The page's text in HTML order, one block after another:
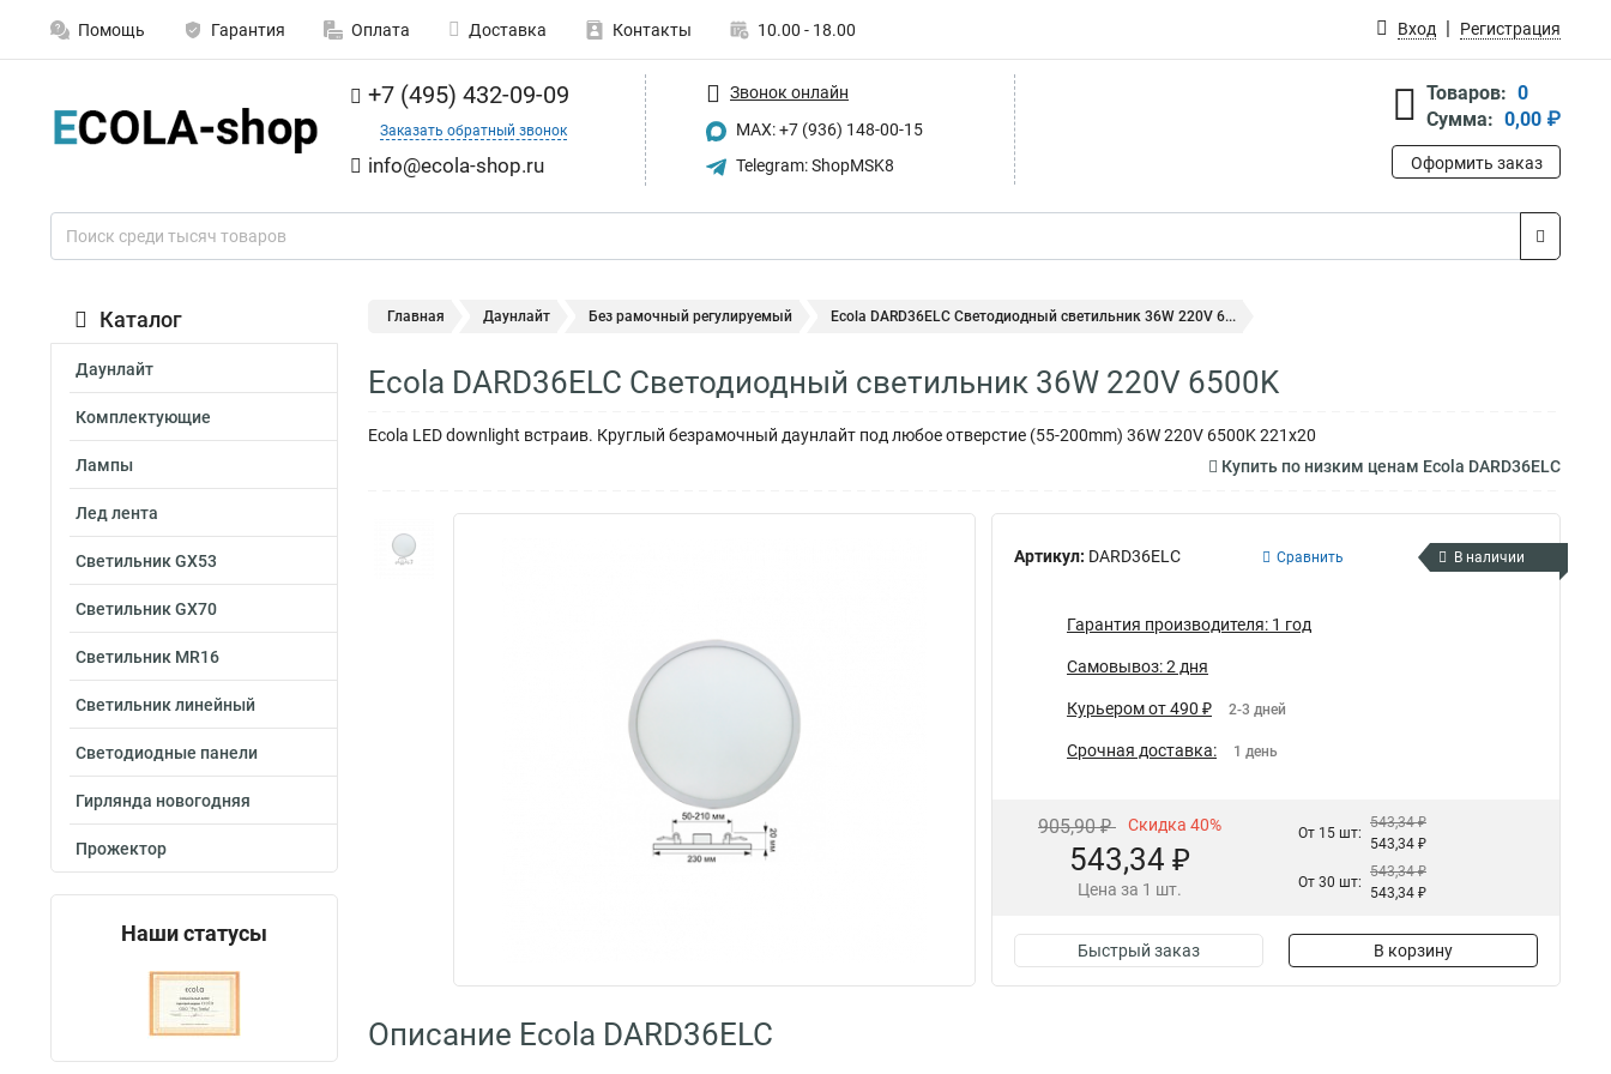
Помощь Гарантия Оплата Доставка Контакты 10.00 - 18.00 Вход Регистрация
+7 (495) 432-09-09
Заказать обратный звонок
info@ecola-shop.ru
Звонок онлайн
MAX: +7 (936) 148-00-15
Telegram: ShopMSK8
Товаров: 0
Сумма: 0,00 ₽
Оформить заказ
Каталог
Даунлайт
Комплектующие
Лампы
Лед лента
Светильник GX53
Светильник GX70
Светильник MR16
Светильник линейный
Светодиодные панели
Гирлянда новогодняя
Прожектор
Наши статусы
Главная Даунлайт Без рамочный регулируемый Ecola DARD36ELC Светодиодный светильник 36W 220V 6...
Ecola DARD36ELC Светодиодный светильник 36W 220V 6500K
Ecola LED downlight встраив. Круглый безрамочный даунлайт под любое отверстие (55-200mm) 36W 220V 6500K 221x20
Купить по низким ценам Ecola DARD36ELC
Артикул: DARD36ELC Сравнить В наличии
Гарантия производителя: 1 год
Самовывоз: 2 дня
Курьером от 490 ₽ 2-3 дней
Срочная доставка: 1 день
905,90 ₽ Скидка 40%
543,34 ₽
Цена за 1 шт.
От 15 шт:
543,34 ₽
543,34 ₽
От 30 шт:
543,34 ₽
543,34 ₽
Быстрый заказ В корзину
Описание Ecola DARD36ELC